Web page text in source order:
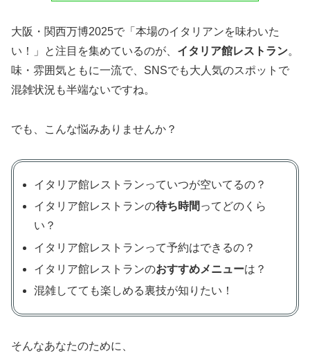
大阪・関西万博2025で「本場のイタリアンを味わいた
い！」と注目を集めているのが、 イタリア館レストラン。
味・雰囲気ともに一流で、SNSでも大人気のスポットで
混雑状況も半端ないですね。
でも、こんな悩みありませんか？
イタリア館レストランっていつが空いてるの？
イタリア館レストランの待ち時間 ってどのくら
い？
イタリア館レストランって予約はできるの？
イタリア館レストランのおすすめメニューは？
混雑してても楽しめる裏技が知りたい！
そんなあなたのために、